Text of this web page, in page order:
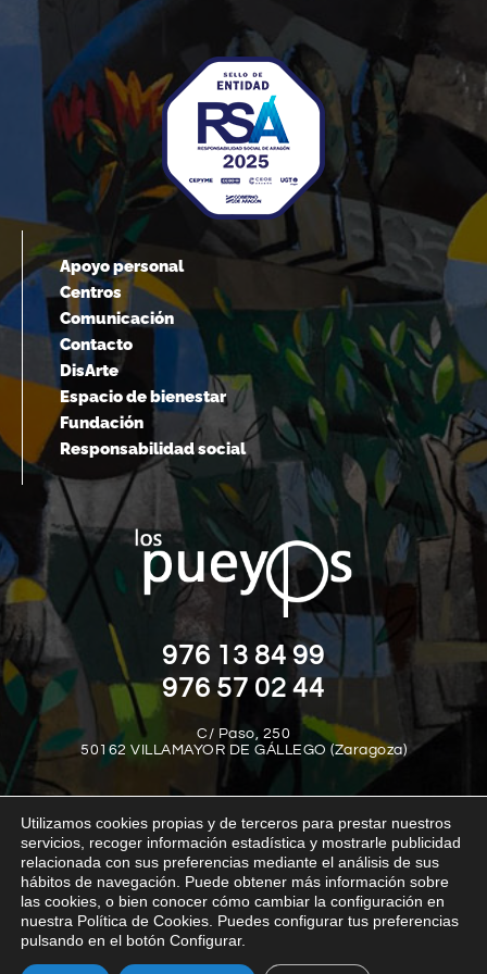
Apoyo personal
Centros
Comunicación
Contacto
DisArte
Espacio de bienestar
Fundación
Responsabilidad social
976 13 84 99
976 57 02 44
C/ Paso, 250
50162 VILLAMAYOR DE GÁLLEGO (Zaragoza)
Aviso legal Política de privacidad
Política de cookies
Política interna del canal de denuncias
Transparencia
Utilizamos cookies propias y de terceros para prestar nuestros
servicios, recoger información estadística y mostrarle publicidad
relacionada con sus preferencias mediante el análisis de sus
hábitos de navegación. Puede obtener más información sobre
las cookies, o bien conocer cómo cambiar la configuración en
nuestra Política de Cookies. Puedes configurar tus preferencias
pulsando en el botón Configurar.